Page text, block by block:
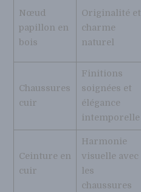
Nœud
papillon en
bois
Originalité et
charme
naturel
Chaussures
cuir
Finitions
soignées et
élégance
intemporelle
Ceinture en
cuir
Harmonie
visuelle avec
les
chaussures